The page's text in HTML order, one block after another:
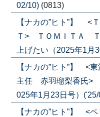
02/10) (0813)
【ナカの”ヒト”】 <
Ｔ> ＴＯＭＩＴＡ Ｔ
上げたい（2025年1月
【ナカの”ヒト”】 <
主任 赤羽瑠梨香氏>
025年1月23日号）
【ナカの”ヒト”】 <